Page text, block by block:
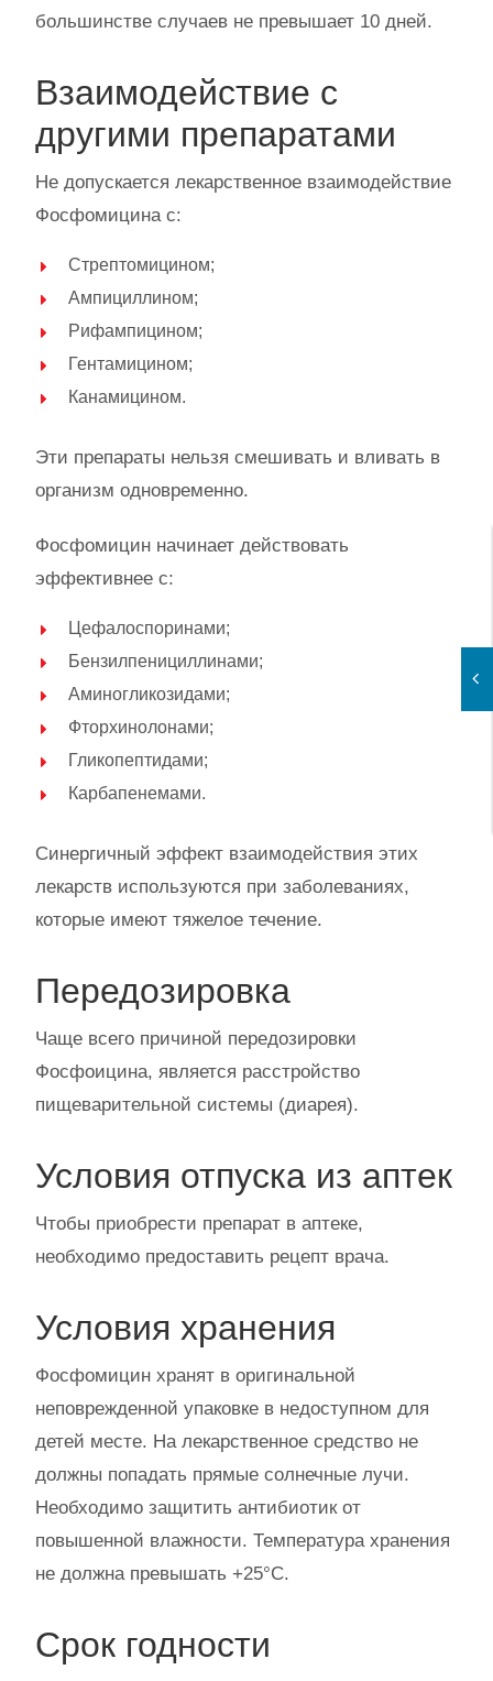
большинстве случаев не превышает 10 дней.
Взаимодействие с
другими препаратами
Не допускается лекарственное взаимодействие
Фосфомицина с:
Стрептомицином;
Ампициллином;
Рифампицином;
Гентамицином;
Канамицином.
Эти препараты нельзя смешивать и вливать в
организм одновременно.
Фосфомицин начинает действовать
эффективнее с:
Цефалоспоринами;
Бензилпенициллинами;
Аминогликозидами;
Фторхинолонами;
Гликопептидами;
Карбапенемами.
Синергичный эффект взаимодействия этих
лекарств используются при заболеваниях,
которые имеют тяжелое течение.
Передозировка
Чаще всего причиной передозировки
Фосфоицина, является расстройство
пищеварительной системы (диарея).
Условия отпуска из аптек
Чтобы приобрести препарат в аптеке,
необходимо предоставить рецепт врача.
Условия хранения
Фосфомицин хранят в оригинальной
неповрежденной упаковке в недоступном для
детей месте. На лекарственное средство не
должны попадать прямые солнечные лучи.
Необходимо защитить антибиотик от
повышенной влажности. Температура хранения
не должна превышать +25°С.
Срок годности